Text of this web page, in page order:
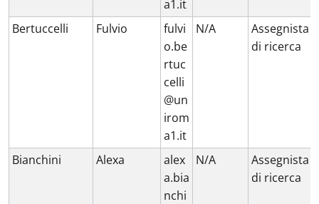
a1.it
Bertuccelli Fulvio
fulvi
o.be
rtuc
celli
@un
irom
a1.it
N/A
Assegnista
di ricerca
Bianchini Alexa
alex
a.bia
nchi
N/A
Assegnista
di ricerca